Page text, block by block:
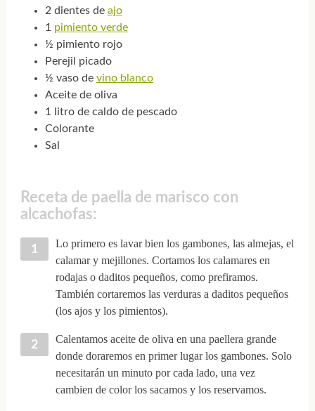
2 dientes de ajo
1 pimiento verde
½ pimiento rojo
Perejil picado
½ vaso de vino blanco
Aceite de oliva
1 litro de caldo de pescado
Colorante
Sal
Receta de paella de marisco con
alcachofas:
Lo primero es lavar bien los gambones, las almejas, el
calamar y mejillones. Cortamos los calamares en
rodajas o daditos pequeños, como prefiramos.
También cortaremos las verduras a daditos pequeños
(los ajos y los pimientos).
Calentamos aceite de oliva en una paellera grande
donde doraremos en primer lugar los gambones. Solo
necesitarán un minuto por cada lado, una vez
cambien de color los sacamos y los reservamos.